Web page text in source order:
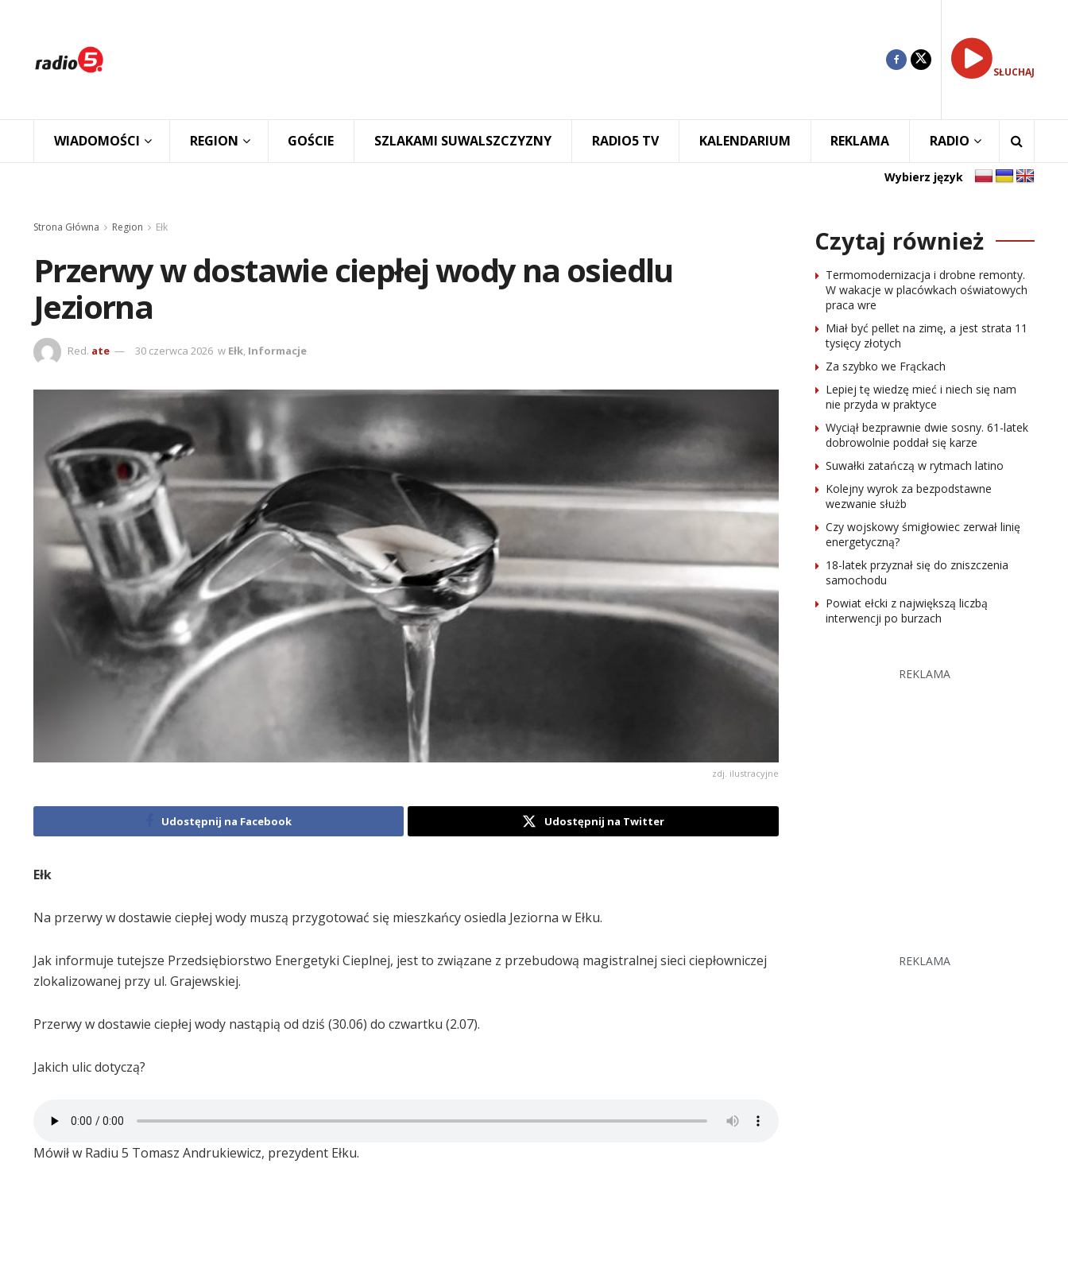
SŁUCHAJ
WIADOMOŚCI REGION GOŚCIE SZLAKAMI SUWALSZCZYZNY RADIO5 TV KALENDARIUM REKLAMA RADIO
Wybierz język
Strona Główna Region Ełk
Przerwy w dostawie ciepłej wody na osiedlu
Jeziorna
Red. ate 30 czerwca 2026 w Ełk, Informacje
zdj. ilustracyjne
Udostępnij na Facebook Udostępnij na Twitter
Ełk
Na przerwy w dostawie ciepłej wody muszą przygotować się mieszkańcy osiedla Jeziorna w Ełku.
Jak informuje tutejsze Przedsiębiorstwo Energetyki Cieplnej, jest to związane z przebudową magistralnej sieci ciepłowniczej
zlokalizowanej przy ul. Grajewskiej.
Przerwy w dostawie ciepłej wody nastąpią od dziś (30.06) do czwartku (2.07).
Jakich ulic dotyczą?
Mówił w Radiu 5 Tomasz Andrukiewicz, prezydent Ełku.
Czytaj również
Termomodernizacja i drobne remonty.
W wakacje w placówkach oświatowych
praca wre
Miał być pellet na zimę, a jest strata 11
tysięcy złotych
Za szybko we Frąckach
Lepiej tę wiedzę mieć i niech się nam
nie przyda w praktyce
Wyciął bezprawnie dwie sosny. 61-latek
dobrowolnie poddał się karze
Suwałki zatańczą w rytmach latino
Kolejny wyrok za bezpodstawne
wezwanie służb
Czy wojskowy śmigłowiec zerwał linię
energetyczną?
18-latek przyznał się do zniszczenia
samochodu
Powiat ełcki z największą liczbą
interwencji po burzach
REKLAMA
REKLAMA